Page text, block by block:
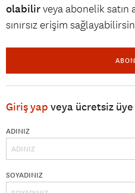
olabilirveya abonelik
sınırsız erişim
Giriş yap veya ücretsiz
ADINIZ
SOYADINIZ